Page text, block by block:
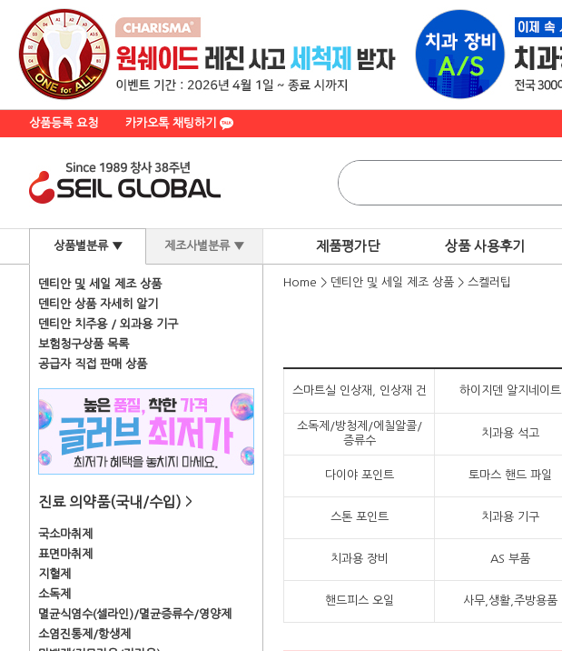
상품등록 요청 카카오톡 채팅하기
상품별분류 ▼ 제조사별분류 ▼
덴티안 및 세일 제조 상품
덴티안 상품 자세히 알기
덴티안 치주용 / 외과용 기구
보험청구상품 목록
공급자 직접 판매 상품
진료 의약품(국내/수입) >
국소마취제
표면마취제
지혈제
소독제
멸균식염수(셀라인)/멸균증류수/영양제
소염진통제/항생제
제품평가단 상품 사용후기
Home > 덴티안 및 세일 제조 상품 > 스켈러팁
스마트실 인상재, 인상재 건 하이지덴 알지네이트
소독제/방청제/에칠알콜/
증류수
치과용 석고
다이야 포인트 토마스 핸드 파일
스톤 포인트 치과용 기구
치과용 장비 AS 부품
핸드피스 오일 사무,생활,주방용품